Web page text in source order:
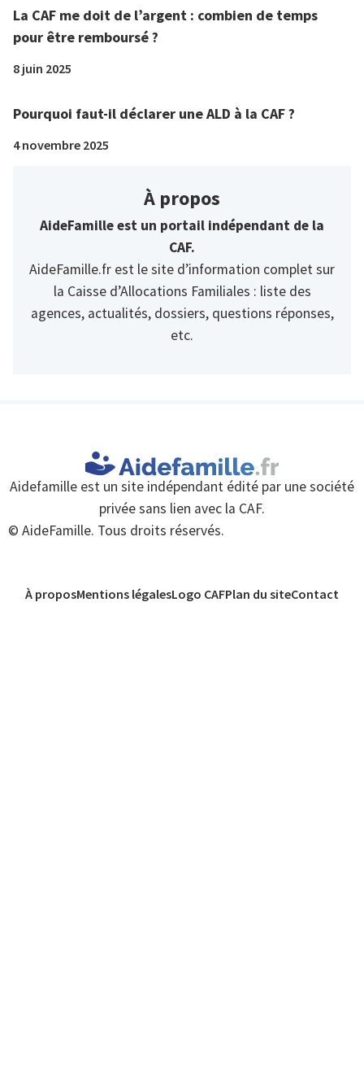
La CAF me doit de l’argent : combien de temps
pour être remboursé ?
8 juin 2025
Pourquoi faut-il déclarer une ALD à la CAF ?
4 novembre 2025
À propos
AideFamille est un portail indépendant de la
CAF.
AideFamille.fr est le site d’information complet sur
la Caisse d’Allocations Familiales : liste des
agences, actualités, dossiers, questions réponses,
etc.
Aidefamille est un site indépendant édité par une société
privée sans lien avec la CAF.
© AideFamille. Tous droits réservés.
À proposMentions légalesLogo CAFPlan du siteContact